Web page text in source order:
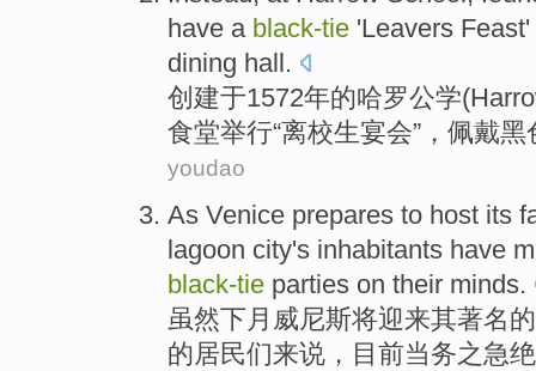
have a black-tie 'Leavers Feast
dining hall .
创建于1572年的哈罗公学
食堂举行“离校生宴会”，佩戴
youdao
As Venice prepares to host its
lagoon city's inhabitants have
black-tie parties on their minds.
虽然下月 威尼斯将迎来其著名的
的居民们来说，目前当务之急